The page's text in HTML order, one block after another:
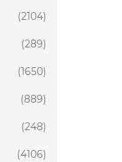
(2104)
(289)
(1650)
(889)
(248)
(4106)